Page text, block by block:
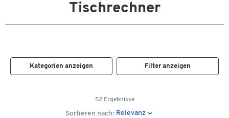
Tischrechner
Kategorien anzeigen Filter anzeigen
52 Ergebnisse
Sortieren nach: Relevanz